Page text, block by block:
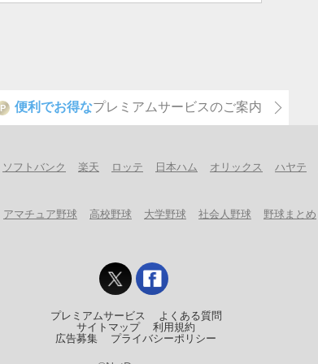
P 便利でお得なプレミアムサービスのご案内
ソフトバンク 楽天 ロッテ 日本ハム オリックス ハヤテ
アマチュア野球 高校野球 大学野球 社会人野球 野球まとめ
プレミアムサービス
よくある質問
サイトマップ
利用規約
広告募集
プライバシーポリシー